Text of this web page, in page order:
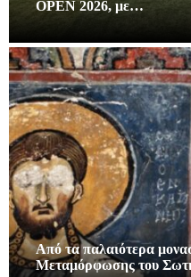
OPEN 2026, με…
Από τα παλαιότερα
Μεταμόρφωσης του